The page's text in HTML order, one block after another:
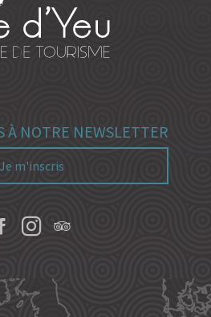
À NOTRE NEWSLETTER
Je m'inscris